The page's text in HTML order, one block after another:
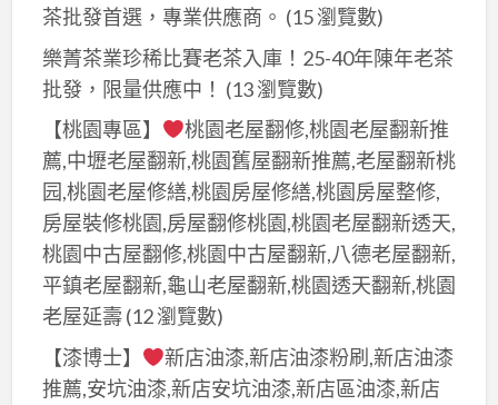
茶批發首選，專業供應商。 (15 瀏覽數)
樂菁茶業珍稀比賽老茶入庫！25-40年陳年老茶
批發，限量供應中！ (13 瀏覽數)
【桃園專區】
桃園老屋翻修,桃園老屋翻新推
薦,中壢老屋翻新,桃園舊屋翻新推薦,老屋翻新桃
园,桃園老屋修繕,桃園房屋修繕,桃園房屋整修,
房屋裝修桃園,房屋翻修桃園,桃園老屋翻新透天,
桃園中古屋翻修,桃園中古屋翻新,八德老屋翻新,
平鎮老屋翻新,龜山老屋翻新,桃園透天翻新,桃園
老屋延壽(12 瀏覽數)
【漆博士】
新店油漆,新店油漆粉刷,新店油漆
推薦,安坑油漆,新店安坑油漆,新店區油漆,新店